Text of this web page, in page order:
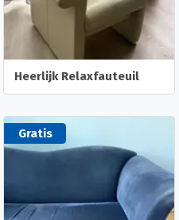
Heerlijk Relaxfauteuil
Gratis